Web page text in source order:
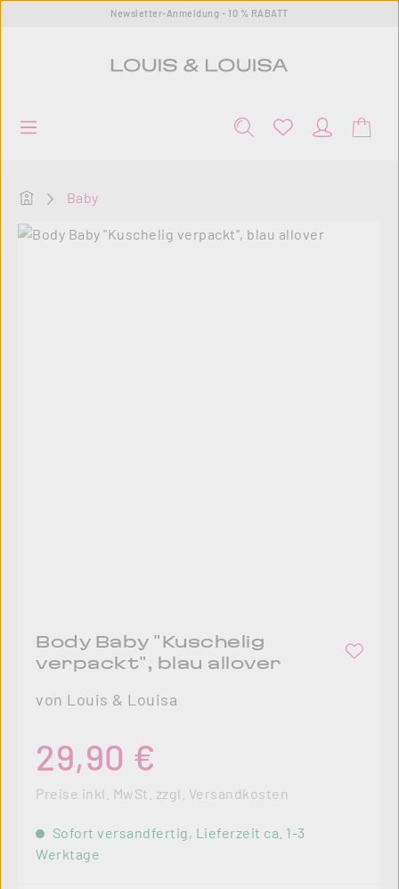
Zum Hauptinhalt springenNewsletter-Anmeldung - 10 % RABATT
Startseite
Baby
Bildergalerie überspringen
Body Baby "Kuschelig
verpackt", blau allover
von Louis & Louisa
29,90 €
Preise inkl. MwSt. zzgl. Versandkosten
Sofort versandfertig, Lieferzeit ca. 1-3
Werktage